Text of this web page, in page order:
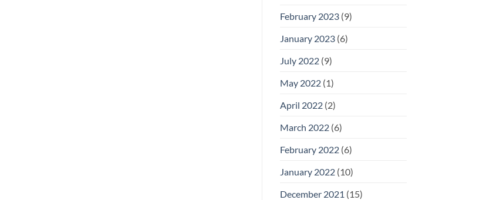
February 2023(9)
January 2023(6)
July 2022(9)
May 2022(1)
April 2022(2)
March 2022(6)
February 2022(6)
January 2022(10)
December 2021 (15)